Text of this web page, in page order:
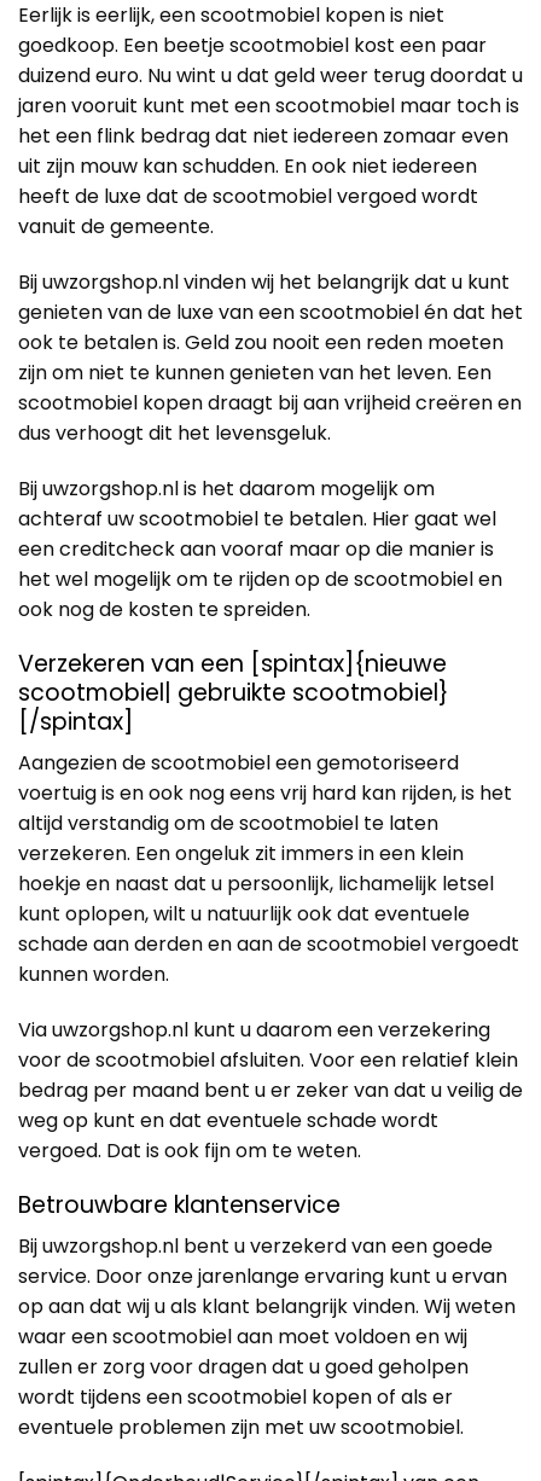
Eerlijk is eerlijk, een scootmobiel kopen is niet
goedkoop. Een beetje scootmobiel kost een paar
duizend euro. Nu wint u dat geld weer terug doordat u
jaren vooruit kunt met een scootmobiel maar toch is
het een flink bedrag dat niet iedereen zomaar even
uit zijn mouw kan schudden. En ook niet iedereen
heeft de luxe dat de scootmobiel vergoed wordt
vanuit de gemeente.
Bij uwzorgshop.nl vinden wij het belangrijk dat u kunt
genieten van de luxe van een scootmobiel én dat het
ook te betalen is. Geld zou nooit een reden moeten
zijn om niet te kunnen genieten van het leven. Een
scootmobiel kopen draagt bij aan vrijheid creëren en
dus verhoogt dit het levensgeluk.
Bij uwzorgshop.nl is het daarom mogelijk om
achteraf uw scootmobiel te betalen. Hier gaat wel
een creditcheck aan vooraf maar op die manier is
het wel mogelijk om te rijden op de scootmobiel en
ook nog de kosten te spreiden.
Verzekeren van een [spintax]{nieuwe
scootmobiel| gebruikte scootmobiel}
[/spintax]
Aangezien de scootmobiel een gemotoriseerd
voertuig is en ook nog eens vrij hard kan rijden, is het
altijd verstandig om de scootmobiel te laten
verzekeren. Een ongeluk zit immers in een klein
hoekje en naast dat u persoonlijk, lichamelijk letsel
kunt oplopen, wilt u natuurlijk ook dat eventuele
schade aan derden en aan de scootmobiel vergoedt
kunnen worden.
Via uwzorgshop.nl kunt u daarom een verzekering
voor de scootmobiel afsluiten. Voor een relatief klein
bedrag per maand bent u er zeker van dat u veilig de
weg op kunt en dat eventuele schade wordt
vergoed. Dat is ook fijn om te weten.
Betrouwbare klantenservice
Bij uwzorgshop.nl bent u verzekerd van een goede
service. Door onze jarenlange ervaring kunt u ervan
op aan dat wij u als klant belangrijk vinden. Wij weten
waar een scootmobiel aan moet voldoen en wij
zullen er zorg voor dragen dat u goed geholpen
wordt tijdens een scootmobiel kopen of als er
eventuele problemen zijn met uw scootmobiel.